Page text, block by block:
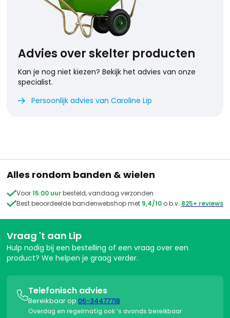
Advies over skelter producten
Kan je nog niet kiezen? Bekijk het advies van onze
specialist.
 Persoonlijk advies van Caroline Lip
Alles rondom banden & wielen
Voor15:00 uurbesteld, vandaag verzonden
Best beoordeelde bandenwebshop met 9,4/10 o.b.v. 825+ reviews
Vraag 't aan Lip
Hulp nodig bij een bestelling of een vraag over een
product? We helpen je graag verder.
Telefonisch advies
Bereikbaar op 06-34477718
Overdag en regelmatig ook ’s avonds bereikbaar